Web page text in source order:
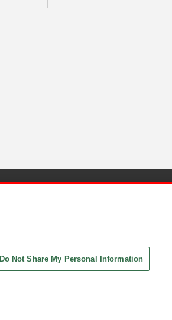
Do Not Share My Personal Information